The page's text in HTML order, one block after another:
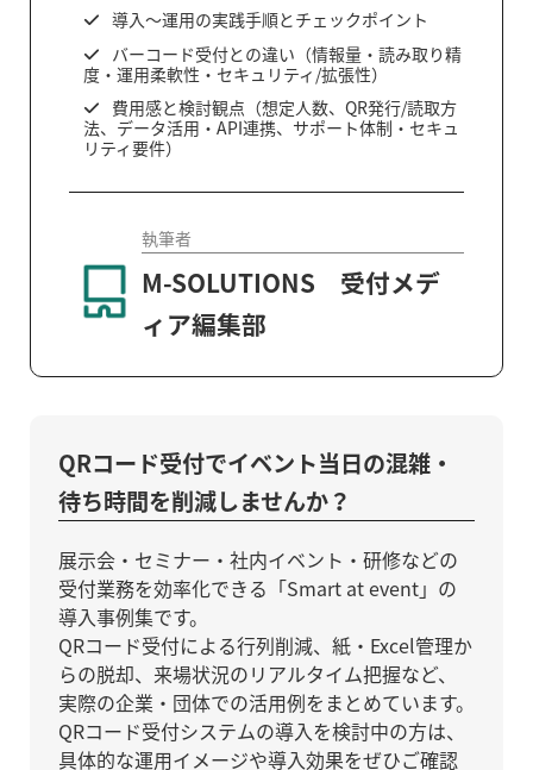
導入〜運用の実践手順とチェックポイント
バーコード受付との違い（情報量・読み取り精
度・運用柔軟性・セキュリティ/拡張性）
費用感と検討観点（想定人数、QR発行/読取方
法、データ活用・API連携、サポート体制・セキュ
リティ要件）
執筆者
M-SOLUTIONS 受付メデ
ィア編集部
QRコード受付でイベント当日の混雑・
待ち時間を削減しませんか？
展示会・セミナー・社内イベント・研修などの
受付業務を効率化できる「Smart at event」の
導入事例集です。
QRコード受付による行列削減、紙・Excel管理か
らの脱却、来場状況のリアルタイム把握など、
実際の企業・団体での活用例をまとめています。
QRコード受付システムの導入を検討中の方は、
具体的な運用イメージや導入効果をぜひご確認